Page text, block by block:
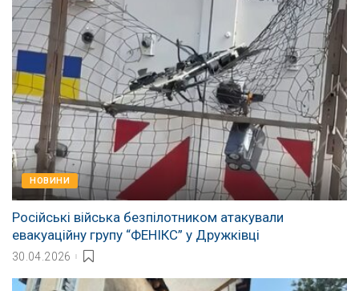
НОВИНИ
Російські війська безпілотником атакували
евакуаційну групу “ФЕНІКС” у Дружківці
30.04.2026